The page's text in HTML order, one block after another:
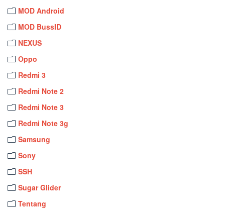
MOD Android
MOD BussID
NEXUS
Oppo
Redmi 3
Redmi Note 2
Redmi Note 3
Redmi Note 3g
Samsung
Sony
SSH
Sugar Glider
Tentang